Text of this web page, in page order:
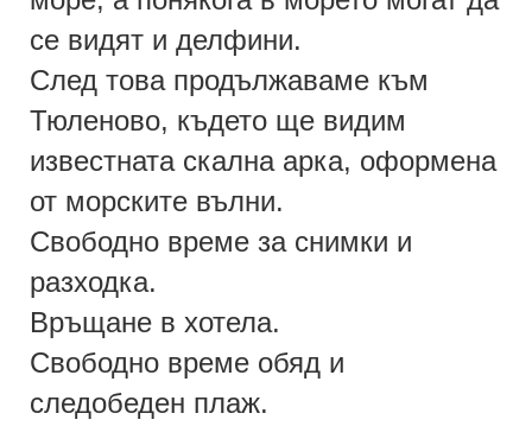
се видят и делфини.
След това продължаваме към
Тюленово, където ще видим
известната скална арка, оформена
от морските вълни.
Свободно време за снимки и
разходка.
Връщане в хотела.
Свободно време обяд и
следобеден плаж.